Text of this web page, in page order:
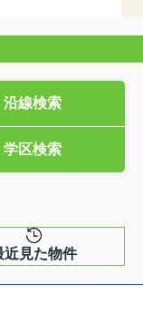
沿線検索
学区検索
近見た物件